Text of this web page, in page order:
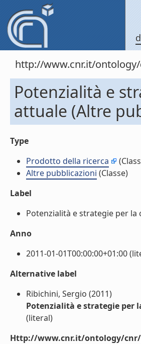
http://www.cnr.it/
Potenzialità e
attuale (Altre
Type
Prodotto della ricerca
Altre pubblicazioni (Classe)
Label
Potenzialità e strategie per
Anno
2011-01-01T00:00:00+01:00
Alternative label
Ribichini, Sergio (2011)
Potenzialità e strategie per
(literal)
Http://www.cnr.it/ontology/